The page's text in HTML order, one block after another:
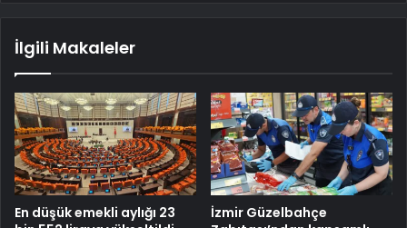
İlgili Makaleler
En düşük emekli aylığı 23
İzmir Güzelbahçe